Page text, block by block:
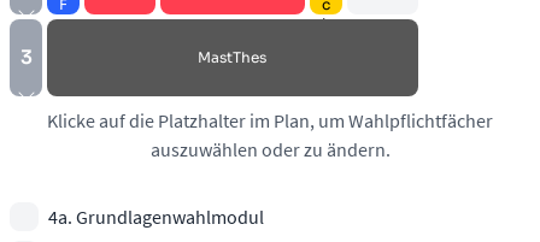
F
o
c
h
3 Mast­Thes
Klicke auf die Platzhalter im Plan, um Wahlpflichtfächer
auszuwählen oder zu ändern.
4a. Grundlagenwahlmodul